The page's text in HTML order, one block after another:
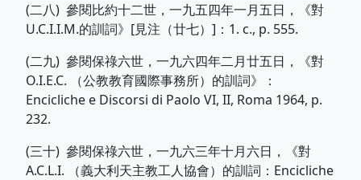
(二八) 參閱比約十二世，一九五四年一月五日，《對
U.C.I.I.M.的訓詞》[見注（廿七）]：1. c., p. 555.
(二九) 參閱保祿六世，一九六四年二月廿五日，《對
O.I.E.C. （公教教育國際事務所）的訓詞》：
Encicliche e Discorsi di Paolo VI, II, Roma 1964, p.
232.
(三十) 參閱保祿六世，一九六三年十月六日，《對
A.C.L.I. （義大利天主教工人協會）的訓詞：Encicliche